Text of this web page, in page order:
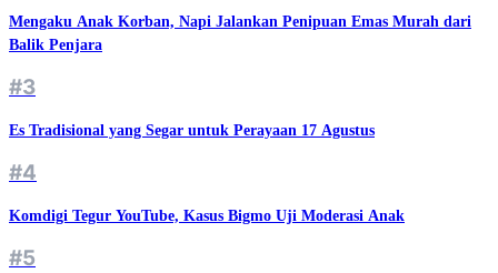
Mengaku Anak Korban, Napi Jalankan Penipuan Emas Murah dari
Balik Penjara
#3
Es Tradisional yang Segar untuk Perayaan 17 Agustus
#4
Komdigi Tegur YouTube, Kasus Bigmo Uji Moderasi Anak
#5